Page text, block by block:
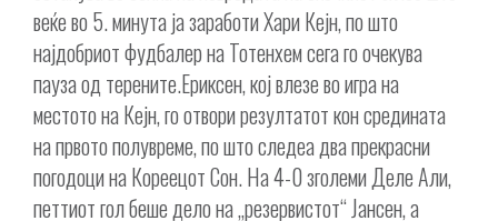
веќе во 5. минута ја заработи Хари Кејн, по што
најдобриот фудбалер на Тотенхем сега го очекува
пауза од терените.Ериксен, кој влезе во игра на
местото на Кејн, го отвори резултатот кон средината
на првото полувреме, по што следеа два прекрасни
погодоци на Кореецот Сон. На 4-0 зголеми Деле Али,
петтиот гол беше дело на „резервистот“ Јансен, а